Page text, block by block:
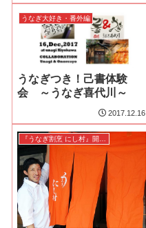
うなぎ大好き・番外編
うなぎつき！己書体験
会 ～うなぎ喜代川～
2017.12.16
『うなぎ割烹 にし村』開店ドキュメント